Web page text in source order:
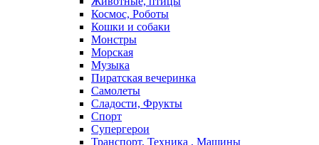
Космос, Роботы
Кошки и собаки
Монстры
Морская
Музыка
Пиратская вечеринка
Самолеты
Сладости, Фрукты
Спорт
Супергерои
Транспорт, Техника , Машины